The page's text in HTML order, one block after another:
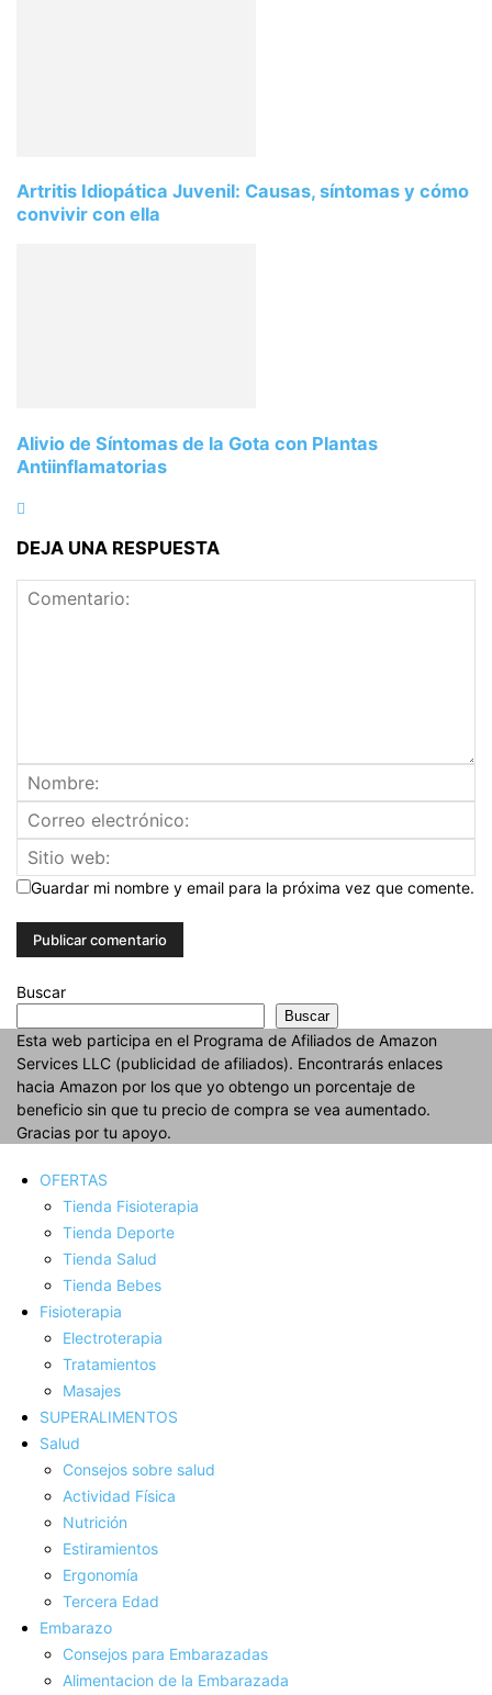
Artritis Idiopática Juvenil: Causas, síntomas y cómo
convivir con ella
Alivio de Síntomas de la Gota con Plantas
Antiinflamatorias
DEJA UNA RESPUESTA
Guardar mi nombre y email para la próxima vez que comente.
Buscar
Buscar
Esta web participa en el Programa de Afiliados de Amazon
Services LLC (publicidad de afiliados). Encontrarás enlaces
hacia Amazon por los que yo obtengo un porcentaje de
beneficio sin que tu precio de compra se vea aumentado.
Gracias por tu apoyo.
OFERTAS
Tienda Fisioterapia
Tienda Deporte
Tienda Salud
Tienda Bebes
Fisioterapia
Electroterapia
Tratamientos
Masajes
SUPERALIMENTOS
Salud
Consejos sobre salud
Actividad Fí­sica
Nutrición
Estiramientos
Ergonomí­a
Tercera Edad
Embarazo
Consejos para Embarazadas
Alimentacion de la Embarazada